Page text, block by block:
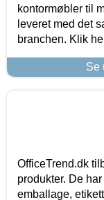
kontormøbler til
leveret med det
branchen. Klik
Se
OfficeTrend.dk
produkter. De
emballage,